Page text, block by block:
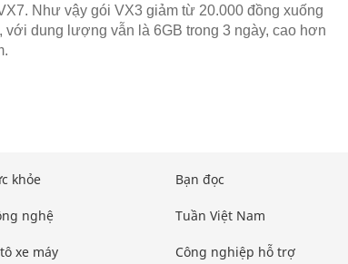
Như vậy gói VX3 giảm từ 20.000 đồng xuống
với dung lượng vẫn là 6GB trong 3 ngày, cao hơn
khỏe
nghệ
xe máy
Bạn đọc
Tuần Việt Nam
Công nghiệp hỗ trợ